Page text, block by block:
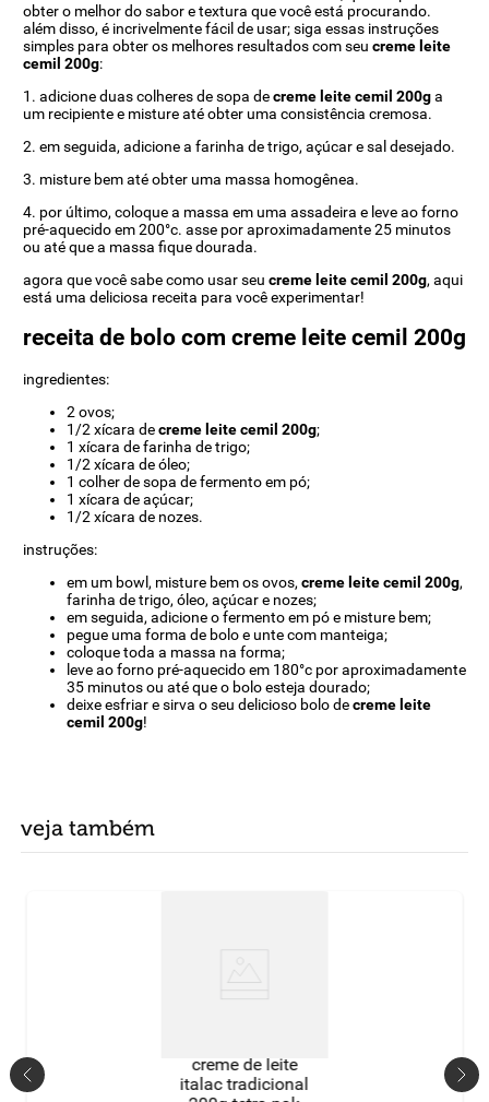
obter o melhor do sabor e textura que você está procurando.
além disso, é incrivelmente fácil de usar; siga essas instruções
simples para obter os melhores resultados com seu creme leite
cemil 200g:
1. adicione duas colheres de sopa decreme leite cemil 200ga
um recipiente e misture até obter uma consistência cremosa.
2. em seguida, adicione a farinha de trigo, açúcar e sal desejado.
3. misture bem até obter uma massa homogênea.
4. por último, coloque a massa em uma assadeira e leve ao forno
pré-aquecido em 200°c. asse por aproximadamente 25 minutos
ou até que a massa fique dourada.
agora que você sabe como usar seu creme leite cemil 200g, aqui
está uma deliciosa receita para você experimentar!
receita de bolo com creme leite cemil 200g
ingredientes:
2 ovos;
1/2 xícara decreme leite cemil 200g;
1 xícara de farinha de trigo;
1/2 xícara de óleo;
1 colher de sopa de fermento em pó;
1 xícara de açúcar;
1/2 xícara de nozes.
instruções:
em um bowl, misture bem os ovos, creme leite cemil 200g,
farinha de trigo, óleo, açúcar e nozes;
em seguida, adicione o fermento em pó e misture bem;
pegue uma forma de bolo e unte com manteiga;
coloque toda a massa na forma;
leve ao forno pré-aquecido em 180°c por aproximadamente
35 minutos ou até que o bolo esteja dourado;
deixe esfriar e sirva o seu delicioso bolo decreme leite
cemil 200g!
veja também
creme de leite
italac tradicional